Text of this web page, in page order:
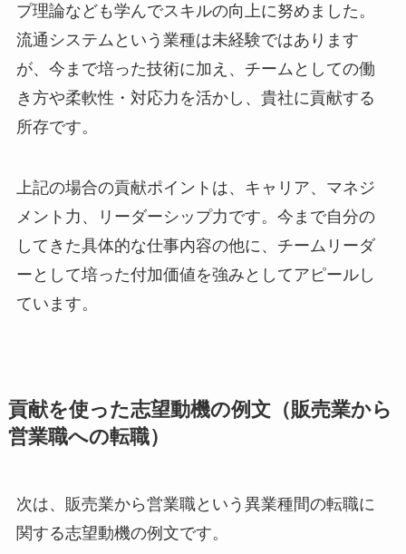
プ理論なども学んでスキルの向上に努めました。
流通システムという業種は未経験ではあります
が、今まで培った技術に加え、チームとしての働
き方や柔軟性・対応力を活かし、貴社に貢献する
所存です。
上記の場合の貢献ポイントは、キャリア、マネジ
メント力、リーダーシップ力です。今まで自分の
してきた具体的な仕事内容の他に、チームリーダ
ーとして培った付加価値を強みとしてアピールし
ています。
貢献を使った志望動機の例文（販売業から
営業職への転職）
次は、販売業から営業職という異業種間の転職に
関する志望動機の例文です。